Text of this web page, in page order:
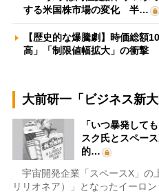
する米国株市場の変化 半…
【歴史的な爆騰劇】時価総額
高」「制限値幅拡大」の衝
大前研一「ビジネス新
「いつ暴発して
スク氏とスペー
的…
宇宙開発企業「スペースX」の
リリオネア）」となったイーロ